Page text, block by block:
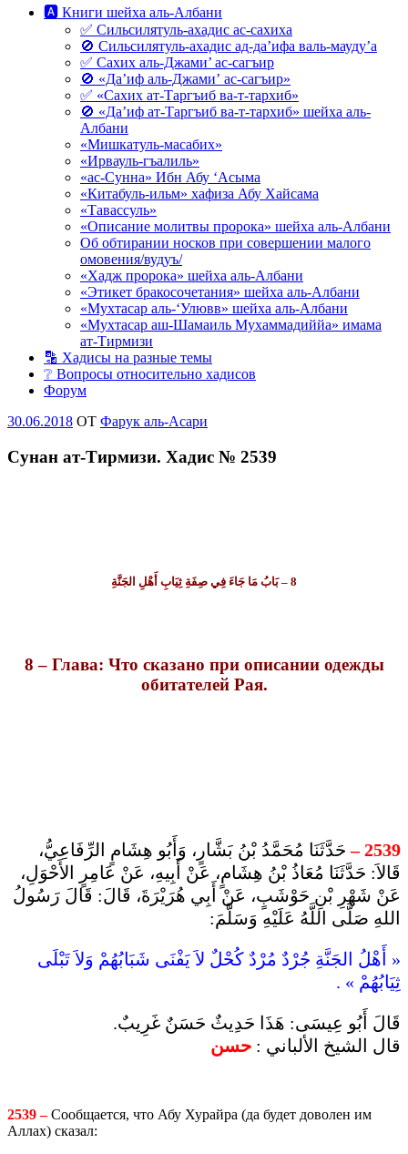
🅰 Книги шейха аль-Албани
✅ Сильсилятуль-ахадис ас-сахиха
🚫 Сильсилятуль-ахадис ад-да’ифа валь-мауду’а
✅ Сахих аль-Джами’ ас-сагъир
🚫 «Да’иф аль-Джами’ ас-сагъир»
✅ «Сахих ат-Таргъиб ва-т-тархиб»
🚫 «Да’иф ат-Таргъиб ва-т-тархиб» шейха аль-
Албани
«Мишкатуль-масабих»
«Ирвауль-гъалиль»
«ас-Сунна» Ибн Абу ‘Асыма
«Китабуль-ильм» хафиза Абу Хайсама
«Тавассуль»
«Описание молитвы пророка» шейха аль-Албани
Об обтирании носков при совершении малого
омовения/вудуъ/
«Хадж пророка» шейха аль-Албани
«Этикет бракосочетания» шейха аль-Албани
«Мухтасар аль-‘Улювв» шейха аль-Албани
«Мухтасар аш-Шамаиль Мухаммадиййа» имама
ат-Тирмизи
🔡 Хадисы на разные темы
❔ Вопросы относительно хадисов
Форум
Опубликовано
30.06.2018 OT Фарук аль-Асари
Сунан ат-Тирмизи. Хадис № 2539
8 – بَابُ مَا جَاءَ فِي صِفَةِ ثِيَابِ أَهْلِ الجَنَّةِ
8 – Глава: Что сказано при описании одежды
обитателей Рая.
2539 –
حَدَّثَنَا مُحَمَّدُ بْنُ بَشَّارٍ، وَأَبُو هِشَامٍ الرِّفَاعِيُّ،
قَالاَ: حَدَّثَنَا مُعَاذُ بْنُ هِشَامٍ، عَنْ أَبِيهِ، عَنْ عَامِرٍ الأَحْوَلِ،
عَنْ شَهْرِ بْنِ حَوْشَبٍ، عَنْ أَبِي هُرَيْرَةَ، قَالَ: قَالَ رَسُولُ
اللهِ صَلَّى اللَّهُ عَلَيْهِ وَسَلَّمَ:
« أَهْلُ الجَنَّةِ جُرْدٌ مُرْدٌ كُحْلٌ لاَ يَفْنَى شَبَابُهُمْ وَلاَ تَبْلَى
ثِيَابُهُمْ » .
قَالَ أَبُو عِيسَى: هَذَا حَدِيثٌ حَسَنٌ غَرِيبٌ.
قال الشيخ الألباني : حسن
2539 –Сообщается, что Абу Хурайра (да будет доволен им
Аллах) сказал: